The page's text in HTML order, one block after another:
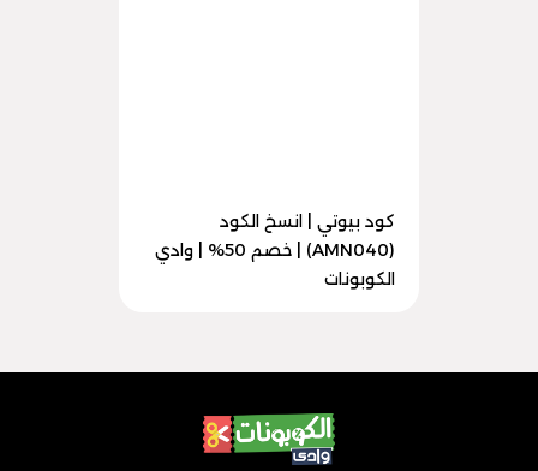
كود بيوتي | انسخ الكود
(AMN040) | خصم 50% | وادي
الكوبونات